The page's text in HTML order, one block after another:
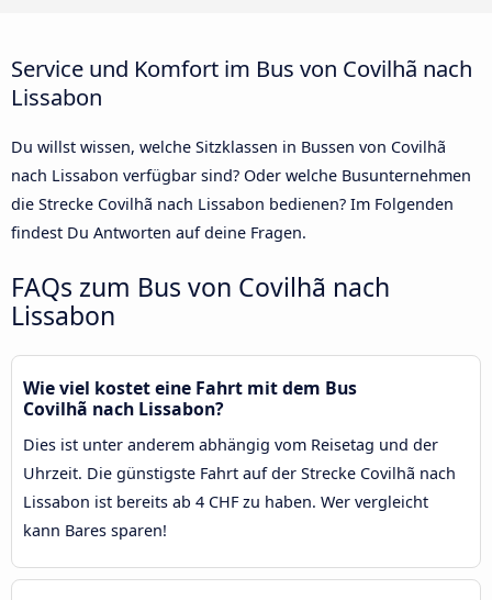
Service und Komfort im Bus von Covilhã nach
Lissabon
Du willst wissen, welche Sitzklassen in Bussen von Covilhã
nach Lissabon verfügbar sind? Oder welche Busunternehmen
die Strecke Covilhã nach Lissabon bedienen? Im Folgenden
findest Du Antworten auf deine Fragen.
FAQs zum Bus von Covilhã nach
Lissabon
Wie viel kostet eine Fahrt mit dem Bus
Covilhã nach Lissabon?
Dies ist unter anderem abhängig vom Reisetag und der
Uhrzeit. Die günstigste Fahrt auf der Strecke Covilhã nach
Lissabon ist bereits ab 4 CHF zu haben. Wer vergleicht
kann Bares sparen!